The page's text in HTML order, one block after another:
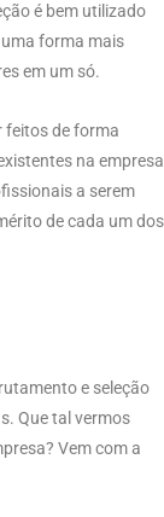
é bem utilizado
forma mais
em um só.
feitos de forma
na empresa
a serem
de cada um dos
e seleção
Que tal vermos
Vem com a